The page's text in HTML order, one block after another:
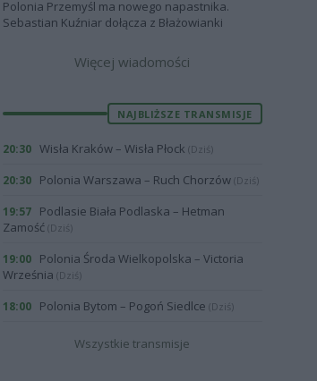
Polonia Przemyśl ma nowego napastnika.
Sebastian Kuźniar dołącza z Błażowianki
Więcej wiadomości
NAJBLIŻSZE TRANSMISJE
20:30 Wisła Kraków – Wisła Płock (Dziś)
20:30 Polonia Warszawa – Ruch Chorzów (Dziś)
19:57
Podlasie Biała Podlaska – Hetman
Zamość (Dziś)
19:00
Polonia Środa Wielkopolska – Victoria
Września (Dziś)
18:00 Polonia Bytom – Pogoń Siedlce (Dziś)
Wszystkie transmisje